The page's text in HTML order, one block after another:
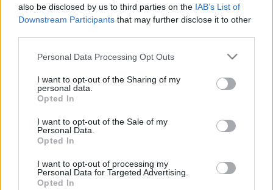
also be disclosed by us to third parties on the IAB’s List of
Downstream Participants that may further disclose it to other
Please note that this website/app uses one or more Google
not limited to your visit or usage behaviour. You may click to
grant or deny consent to Google and its third-party tags to
use your data for below specified purposes in below Google
consent section.
Personal Data Processing Opt Outs
I want to opt-out of the Sharing of my
personal data.
Opted In
I want to opt-out of the Sale of my
Personal Data.
Opted In
I want to opt-out of processing my
Personal Data for Targeted Advertising.
Opted In
A magyar vállalkozókról kialakult hamis
sztereotípia csak a pozitív ellenpéldák és a
kiemelkedő sikertörténetek bemutatásával
BalaBit által elért sikerekkel pozitív példát
állíthassunk mások elé, a megszerzett
tapasztalatainkkal, ismereteinkkel pedig segíteni
tudjuk a tehetséges, ötlettel és kitartással
rendelkező magyar vállalkozókat.
A Példakép Alapítvány pályázata egy kiváló
pályázat eddigi díjazottjai között számos inspiráló
embert ismerhettem meg, akik a saját történetük,